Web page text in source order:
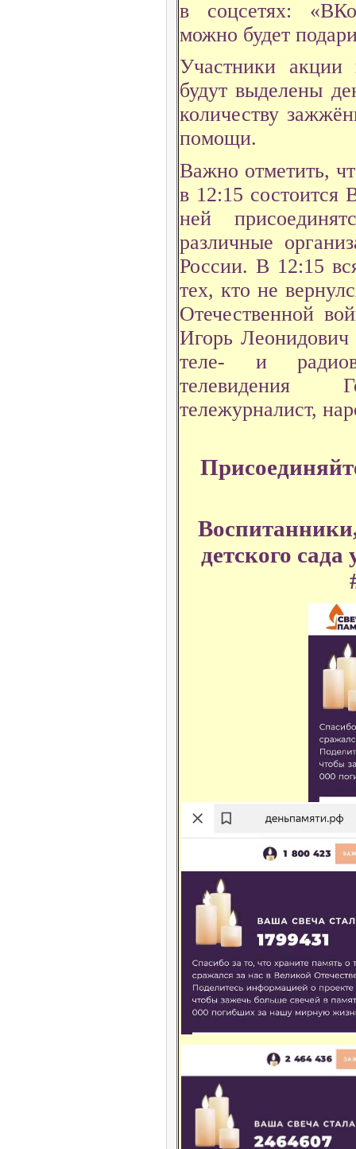
в соцсетях:
можно будет
Участники акции
будут выделены
количеству
помощи.
Важно отметить,
в 12:15 состоится
ней
различные
России. В 12:15
тех, кто не
Отечественной
Игорь Леонидович
теле- и
телевидения
тележурналист,
детского